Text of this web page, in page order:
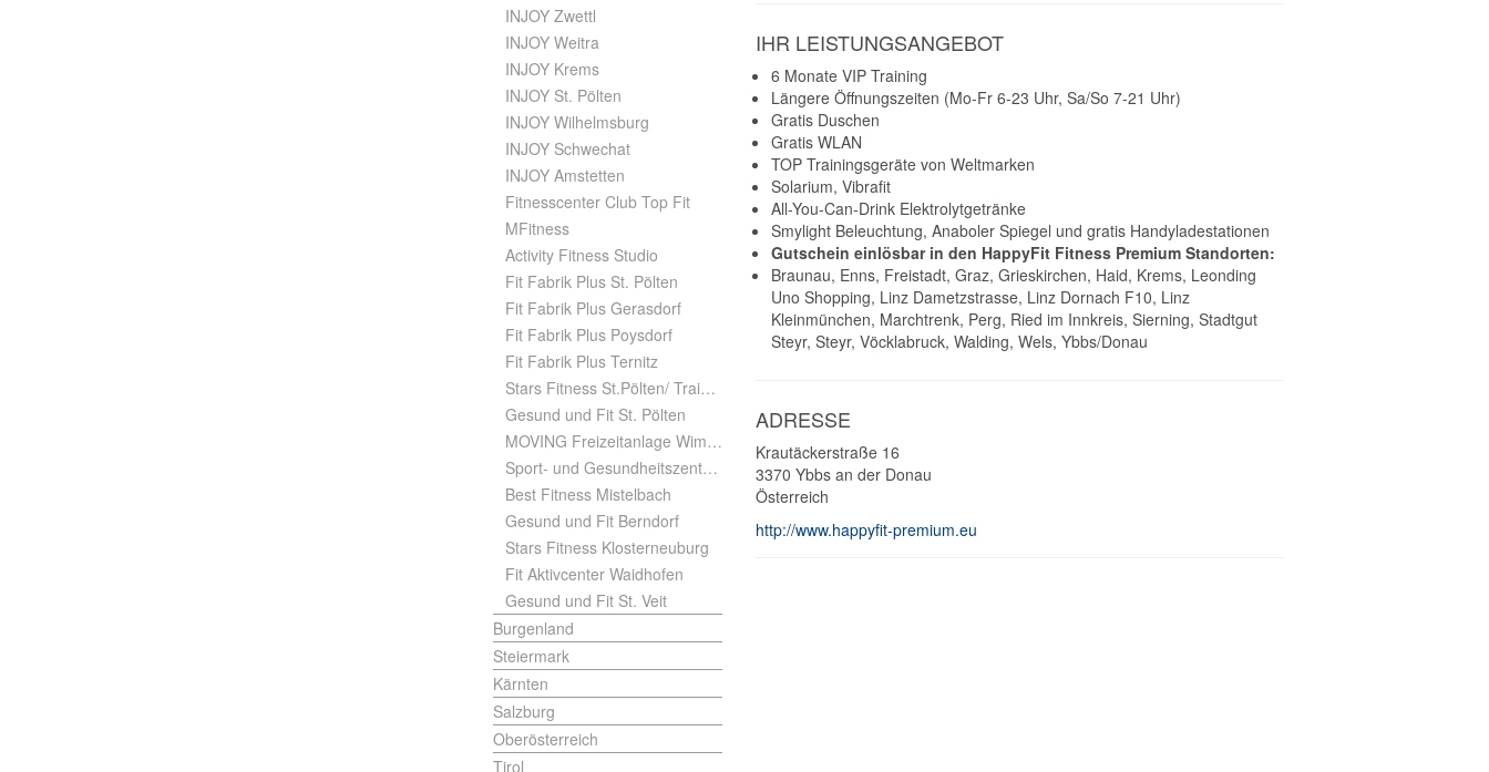
INJOY Zwettl
INJOY Weitra
INJOY Krems
INJOY St. Pölten
INJOY Wilhelmsburg
INJOY Schwechat
INJOY Amstetten
Fitnesscenter Club Top Fit
MFitness
Activity Fitness Studio
Fit Fabrik Plus St. Pölten
Fit Fabrik Plus Gerasdorf
Fit Fabrik Plus Poysdorf
Fit Fabrik Plus Ternitz
Stars Fitness St.Pölten/ Traisencenter
Gesund und Fit St. Pölten
MOVING Freizeitanlage Wimpassing
Sport- und Gesundheitszentrum Aspang
Best Fitness Mistelbach
Gesund und Fit Berndorf
Stars Fitness Klosterneuburg
Fit Aktivcenter Waidhofen
Gesund und Fit St. Veit
Burgenland
Steiermark
Kärnten
Salzburg
Oberösterreich
Tirol
IHR LEISTUNGSANGEBOT
6 Monate VIP Training
Längere Öffnungszeiten (Mo-Fr 6-23 Uhr, Sa/So 7-21 Uhr)
Gratis Duschen
Gratis WLAN
TOP Trainingsgeräte von Weltmarken
Solarium, Vibrafit
All-You-Can-Drink Elektrolytgetränke
Smylight Beleuchtung, Anaboler Spiegel und gratis Handyladestationen
Gutschein einlösbar in den HappyFit Fitness Premium Standorten:
Braunau, Enns, Freistadt, Graz, Grieskirchen, Haid, Krems, Leonding
Uno Shopping, Linz Dametzstrasse, Linz Dornach F10, Linz
Kleinmünchen, Marchtrenk, Perg, Ried im Innkreis, Sierning, Stadtgut
Steyr, Steyr, Vöcklabruck, Walding, Wels, Ybbs/Donau
ADRESSE
Krautäckerstraße 16
3370 Ybbs an der Donau
Österreich
http://www.happyfit-premium.eu